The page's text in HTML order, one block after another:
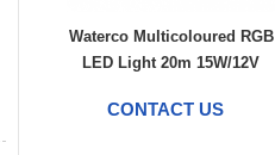
Waterco Multicoloured RGB
LED Light 20m 15W/12V
CONTACT US